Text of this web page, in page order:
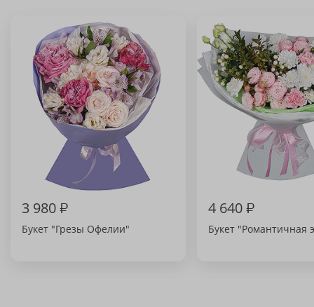
3 980₽
Букет "Грезы Офелии"
4 640₽
Букет "Романтичная